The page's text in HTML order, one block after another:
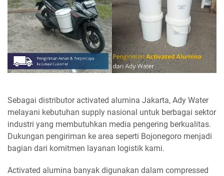
Sebagai distributor activated alumina Jakarta, Ady Water
melayani kebutuhan supply nasional untuk berbagai sektor
industri yang membutuhkan media pengering berkualitas.
Dukungan pengiriman ke area seperti Bojonegoro menjadi
bagian dari komitmen layanan logistik kami.
Activated alumina banyak digunakan dalam compressed